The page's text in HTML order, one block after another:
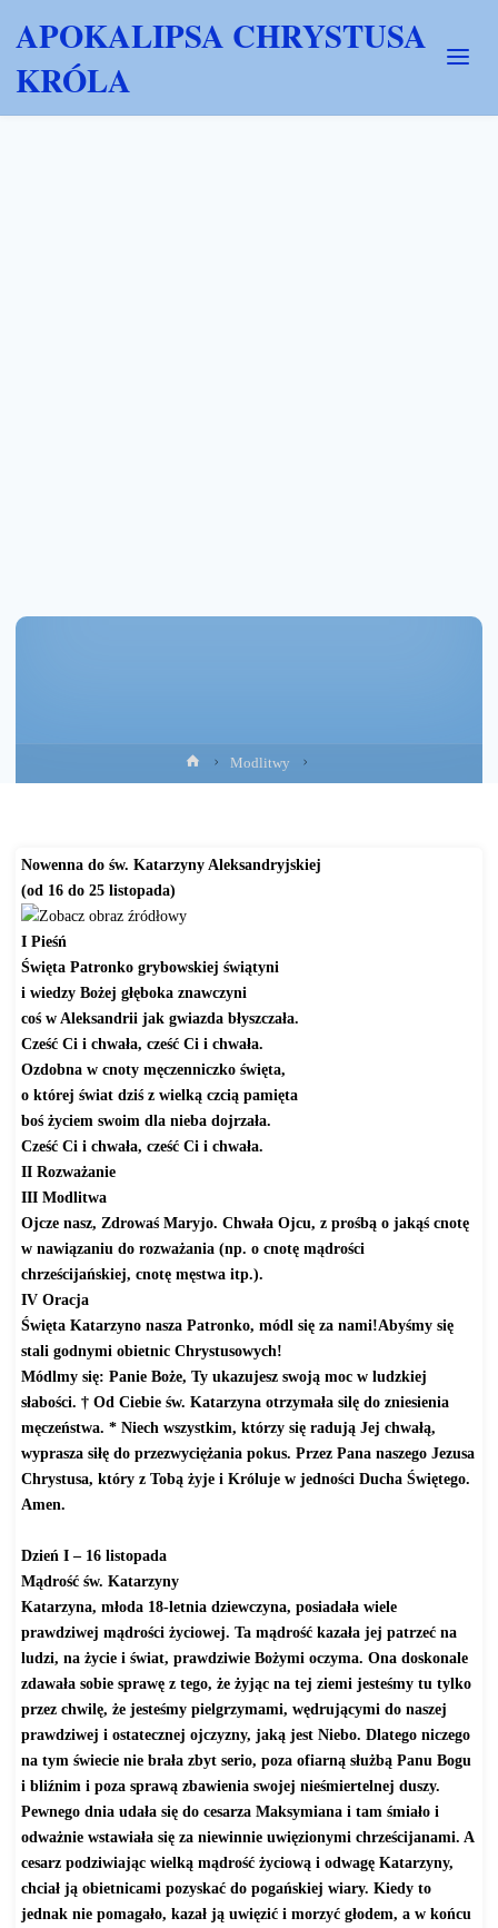
APOKALIPSA CHRYSTUSA
KRÓLA
Strona
główna
Modlitwy
Nowenna do św. Katarzyny Aleksandryjskiej
(od 16 do 25 listopada)
I Pieśń
Święta Patronko grybowskiej świątyni
i wiedzy Bożej głęboka znawczyni
coś w Aleksandrii jak gwiazda błyszczała.
Cześć Ci i chwała, cześć Ci i chwała.
Ozdobna w cnoty męczenniczko święta,
o której świat dziś z wielką czcią pamięta
boś życiem swoim dla nieba dojrzała.
Cześć Ci i chwała, cześć Ci i chwała.
II Rozważanie
III Modlitwa
Ojcze nasz, Zdrowaś Maryjo. Chwała Ojcu, z prośbą o jakąś cnotę
w nawiązaniu do rozważania (np. o cnotę mądrości
chrześcijańskiej, cnotę męstwa itp.).
IV Oracja
Święta Katarzyno nasza Patronko, módl się za nami!Abyśmy się
stali godnymi obietnic Chrystusowych!
Módlmy się: Panie Boże, Ty ukazujesz swoją moc w ludzkiej
słabości. † Od Ciebie św. Katarzyna otrzymała silę do zniesienia
męczeństwa. * Niech wszystkim, którzy się radują Jej chwałą,
wyprasza siłę do przezwyciężania pokus. Przez Pana naszego Jezusa
Chrystusa, który z Tobą żyje i Króluje w jedności Ducha Świętego.
Amen.
Dzień I – 16 listopada
Mądrość św. Katarzyny
Katarzyna, młoda 18-letnia dziewczyna, posiadała wiele
prawdziwej mądrości życiowej. Ta mądrość kazała jej patrzeć na
ludzi, na życie i świat, prawdziwie Bożymi oczyma. Ona doskonale
zdawała sobie sprawę z tego, że żyjąc na tej ziemi jesteśmy tu tylko
przez chwilę, że jesteśmy pielgrzymami, wędrującymi do naszej
prawdziwej i ostatecznej ojczyzny, jaką jest Niebo. Dlatego niczego
na tym świecie nie brała zbyt serio, poza ofiarną służbą Panu Bogu
i bliźnim i poza sprawą zbawienia swojej nieśmiertelnej duszy.
Pewnego dnia udała się do cesarza Maksymiana i tam śmiało i
odważnie wstawiała się za niewinnie uwięzionymi chrześcijanami. A
cesarz podziwiając wielką mądrość życiową i odwagę Katarzyny,
chciał ją obietnicami pozyskać do pogańskiej wiary. Kiedy to
jednak nie pomagało, kazał ją uwięzić i morzyć głodem, a w końcu